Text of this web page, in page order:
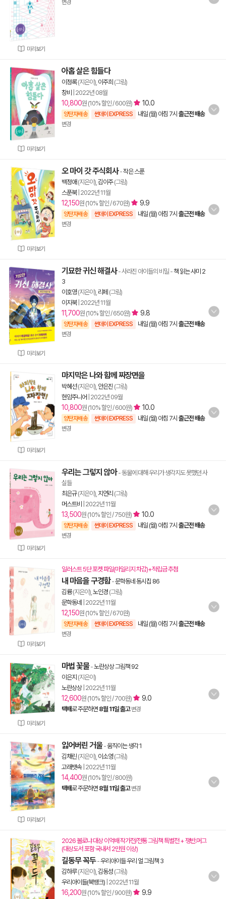
미리보기
변경
미리보기
아홉 살은 힘들다
이정록(지은이), 이주희 (그림)
창비
2022년 08월
10,800원 (10% 할인 / 600원) 10.0
양탄자배송 썬데이 EXPRESS 내일 (월) 아침 7시 출근전 배송
변경
미리보기
오 마이 갓 주식회사-작은 스푼
백정애 (지은이), 김이주(그림)
스푼북| 2022년 11월
12,150원 (10% 할인 / 670원) 9.9
양탄자배송 썬데이 EXPRESS 내일 (월) 아침 7시 출근전 배송
변경
미리보기
기묘한 귀신 해결사- 사라진 아이들의 비밀 - 책 읽는 샤미 2
3
이호영(지은이), 리페 (그림)
이지북| 2022년 11월
11,700원 (10% 할인 / 650원) 9.8
양탄자배송 썬데이 EXPRESS 내일 (월) 아침 7시 출근전 배송
변경
미리보기
마지막은 나와 함께 짜장면을
박혜선(지은이), 안은진 (그림)
현암주니어 2022년 09월
10,800원 (10% 할인 / 600원) 10.0
양탄자배송 썬데이 EXPRESS 내일 (월) 아침 7시 출근전 배송
변경
미리보기
우리는 그렇지 않아- 동물에 대해 우리가 생각지도 못했던 사
실들
최은규(지은이), 지연리 (그림)
머스트비
2022년 11월
13,500원 (10% 할인 / 750원) 10.0
양탄자배송 썬데이 EXPRESS 내일 (월) 아침 7시 출근전 배송
변경
미리보기
일러스트 5단 포켓 파일(마일리지 차감)+적립금 추첨
내 마음을 구경함-문학동네 동시집 86
김륭(지은이), 노인경 (그림)
문학동네
2022년 11월
12,150원 (10% 할인 / 670원)
양탄자배송 썬데이 EXPRESS 내일 (월) 아침 7시 출근전 배송
변경
미리보기
마법 꽃물-노란상상 그림책 92
이은지 (지은이)
노란상상| 2022년 11월
12,600원 (10% 할인 / 700원) 9.0
택배로 주문하면 8월 11일 출고 변경
미리보기
잃어버린 거울-움직이는 생각 1
김채린 (지은이), 이소영(그림)
고래뱃속| 2022년 11월
14,400원 (10% 할인 / 800원)
택배로 주문하면 8월 11일 출고 변경
2026 볼로냐 대상 이억배 작가전/전통 그림책 특별전 + 쟁반.머그
(대상도서 포함 국내서 2만원 이상)
길동무 꼭두-우리아이들 우리 얼 그림책 3
김하루(지은이), 김동성 (그림)
우리아이들(북뱅크) 2022년 11월
16,200원 (10% 할인 / 900원) 9.9